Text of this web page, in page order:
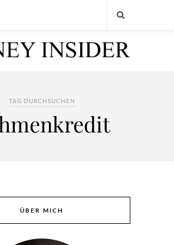
TAG DURCHSUCHEN
ÜBER MICH